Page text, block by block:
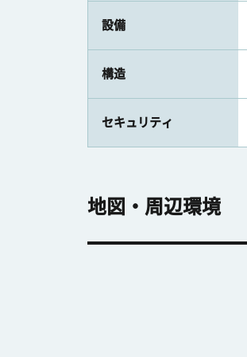
設備
構造
セキュリティ
地図・周辺環境